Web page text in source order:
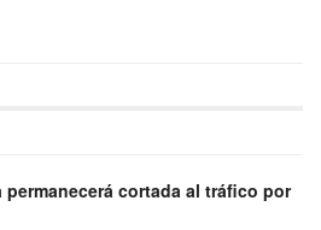
permanecerá cortada al tráfico por